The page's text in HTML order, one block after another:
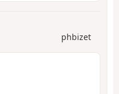
phbizet